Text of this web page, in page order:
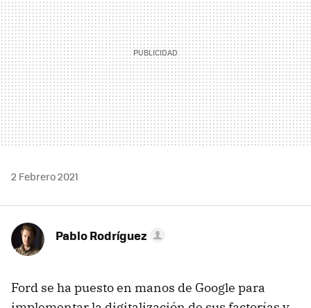
2 Febrero 2021
Pablo Rodríguez
Ford se ha puesto en manos de Google para